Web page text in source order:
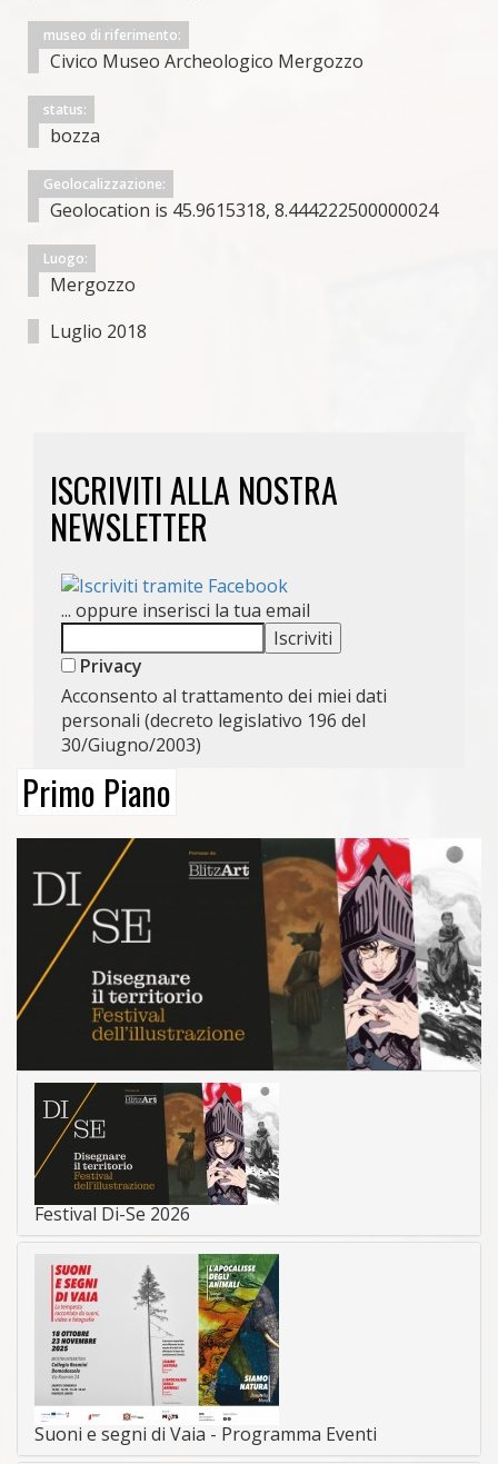
museo di riferimento:
Civico Museo Archeologico Mergozzo
status:
bozza
Geolocalizzazione:
Geolocation is 45.9615318, 8.444222500000024
Luogo:
Mergozzo
Luglio 2018
ISCRIVITI ALLA NOSTRA
NEWSLETTER
... oppure inserisci la tua email
Privacy
Acconsento al trattamento dei miei dati
personali (decreto legislativo 196 del
30/Giugno/2003)
Primo Piano
Festival Di-Se 2026
Suoni e segni di Vaia - Programma Eventi